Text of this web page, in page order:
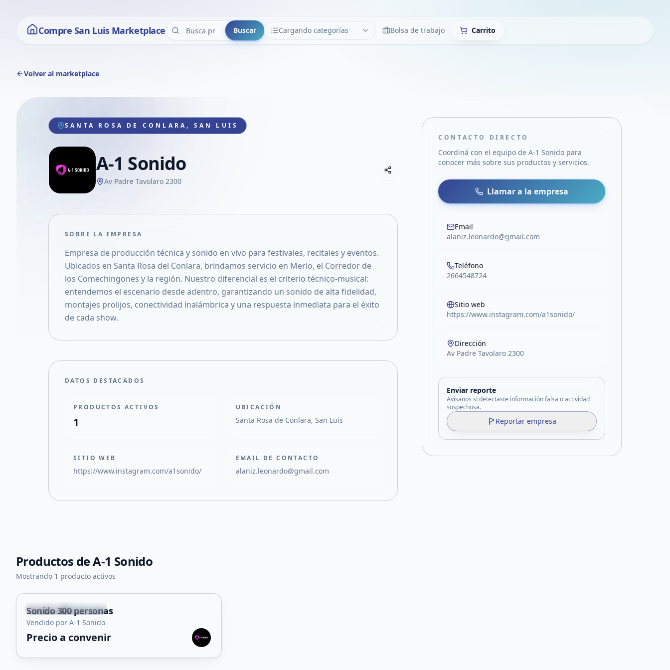
Compre San Luis Marketplace Buscar Cargando categorías
CATEGORÍAS LimpiarBolsa de trabajo Carrito
Volver al marketplace
SANTA ROSA DE CONLARA, SAN LUIS
A-1 Sonido
Av Padre Tavolaro 2300
Compartir empresa
Compartir por WhatsApp
Compartir por mail
Compartir en Facebook
SOBRE LA EMPRESA
Empresa de producción técnica y sonido en vivo para festivales, recitales y eventos.
Ubicados en Santa Rosa del Conlara, brindamos servicio en Merlo, el Corredor de
los Comechingones y la región. Nuestro diferencial es el criterio técnico-musical:
entendemos el escenario desde adentro, garantizando un sonido de alta fidelidad,
montajes prolijos, conectividad inalámbrica y una respuesta inmediata para el éxito
de cada show.
DATOS DESTACADOS
PRODUCTOS ACTIVOS
1
UBICACIÓN
Santa Rosa de Conlara, San Luis
SITIO WEB
https://www.instagram.com/a1sonido/
EMAIL DE CONTACTO
alaniz.leonardo@gmail.com
CONTACTO DIRECTO
Coordiná con el equipo deA-1 Sonido para
conocer más sobre sus productos y servicios.
Llamar a la empresa
Email
alaniz.leonardo@gmail.com
Teléfono
2664548724
Sitio web
https://www.instagram.com/a1sonido/
Dirección
Av Padre Tavolaro 2300
Enviar reporte
Avisanos si detectaste información falsa o actividad
sospechosa.
Reportar empresa
Productos deA-1 Sonido
Mostrando 1 producto activos
Santa Rosa de Conlara
Servicio
Sonido 300 personas
Vendido por A-1 Sonido
Precio a convenir